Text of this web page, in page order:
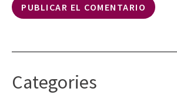
Categories